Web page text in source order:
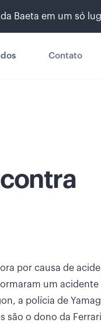
Baeta em um só
Contato
por causa de
um acidente
a polícia de
são o dono da